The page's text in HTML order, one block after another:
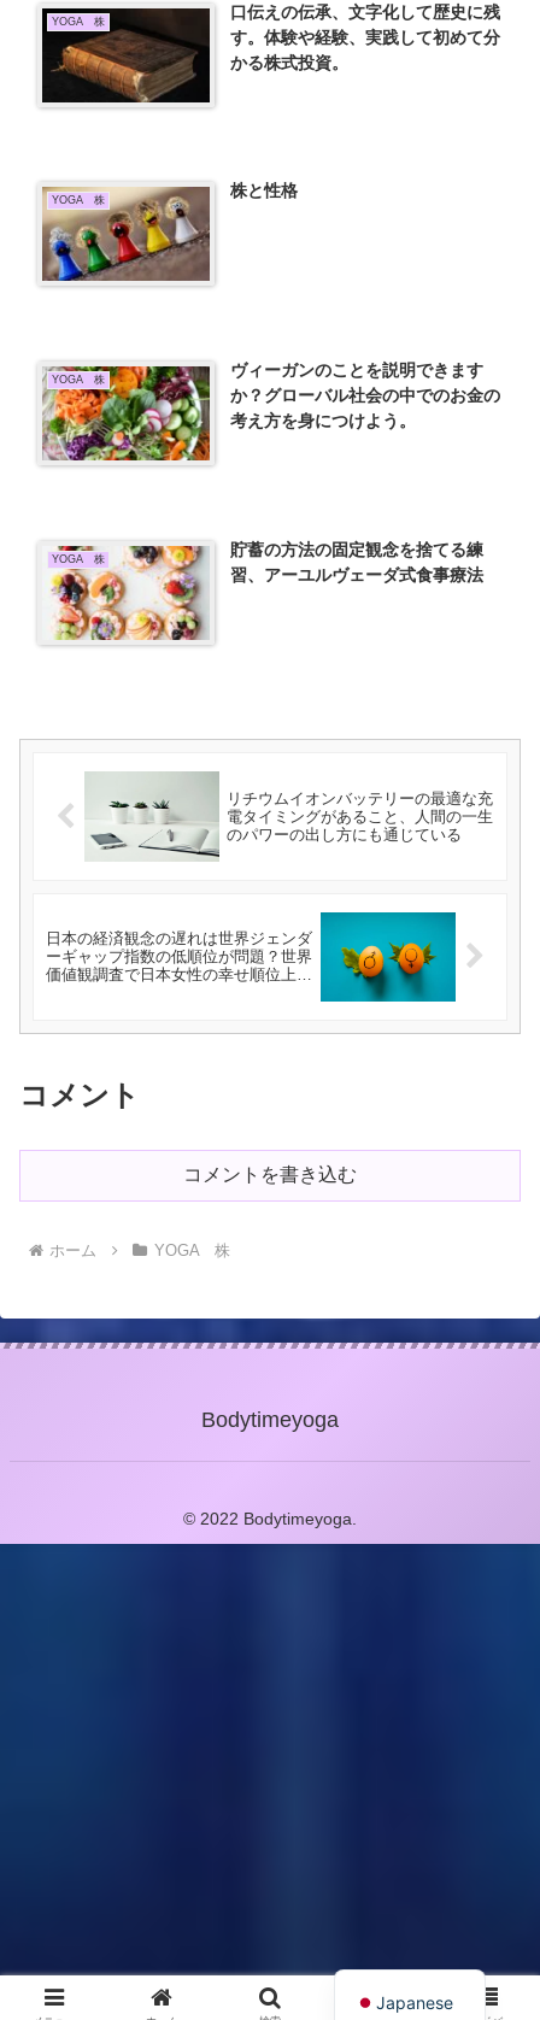
YOGA 株
口伝えの伝承、文字化して歴史に残
す。体験や経験、実践して初めて分
かる株式投資。
YOGA 株 株と性格
YOGA 株
ヴィーガンのことを説明できます
か？グローバル社会の中でのお金の
考え方を身につけよう。
YOGA 株
貯蓄の方法の固定観念を捨てる練
習、アーユルヴェーダ式食事療法
リチウムイオンバッテリーの最適な充
電タイミングがあること、人間の一生
のパワーの出し方にも通じている
日本の経済観念の遅れは世界ジェンダ
ーギャップ指数の低順位が問題？世界
価値観調査で日本女性の幸せ順位上位
コメント
コメントを書き込む
ホーム YOGA 株
Bodytimeyoga
© 2022 Bodytimeyoga.
Japanese